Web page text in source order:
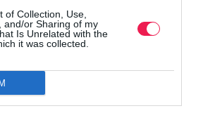
of Collection, Use,
and/or Sharing of my
Is Unrelated with the
it was collected.